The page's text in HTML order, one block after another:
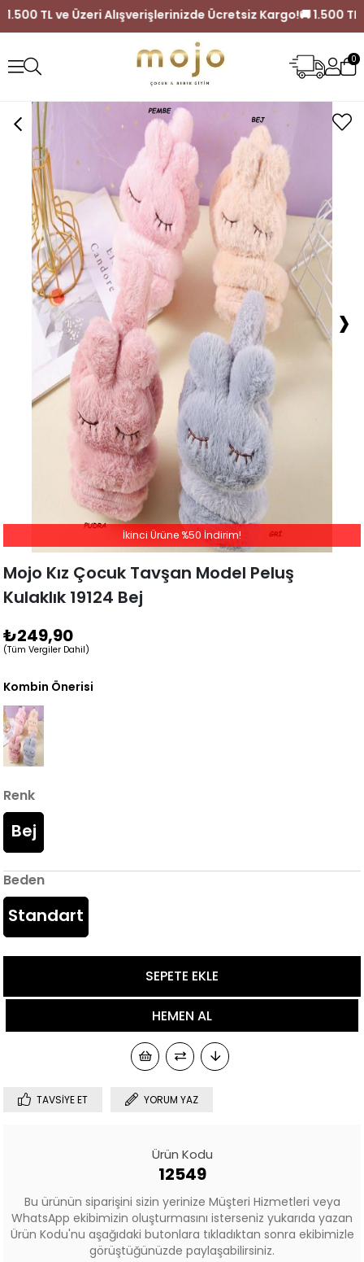
🚚 1.500 TL ve Üzeri Alışverişlerinizde Ücretsiz Kargo!🚚
0
›
Mojo Kız Çocuk Tavşan Model Peluş
Kulaklık 19124 Bej
₺249,90
(Tüm Vergiler Dahil)
İkinci Ürüne %50 İndirim!
Kombin Önerisi
Renk
Bej
Beden
Standart
TAVSIYE ET YORUM YAZ
Ürün Kodu
12549
Bu ürünün siparişini sizin yerinize Müşteri Hizmetleri veya
WhatsApp ekibimizin oluşturmasını isterseniz yukarıda yazan
Ürün Kodu'nu aşağıdaki butonlara tıkladıktan sonra ekibimizle
görüştüğünüzde paylaşabilirsiniz.